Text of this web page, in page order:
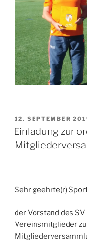
VERÖFFENTLICHT
AM
12. SEPTEMBER
Einladung zur
Sehr geehrte(r)
der Vorstand des SV
Vereinsmitglieder